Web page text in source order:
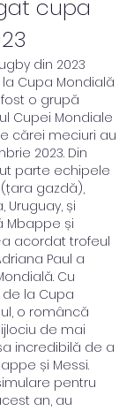
cupa
din 2023
Cupa Mondială
o grupă
Cupei Mondiale
cărei meciuri au
2023. Din
parte echipele
gazdă),
Uruguay, și
Mbappe și
acordat trofeul
Paul a
Cu
la Cupa
o româncă
de mai
incredibilă de a
și Messi.
pentru
an, au